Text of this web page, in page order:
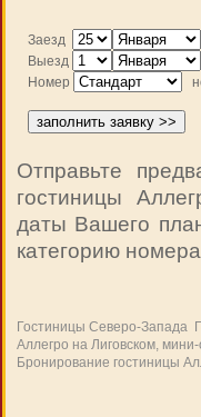
Заезд
Выезд
Номер
Отправьте
гостиницы
даты Вашего
категорию
Гостиницы Северо-Запада
Аллегро на Лиговском,
Бронирование гостиницы